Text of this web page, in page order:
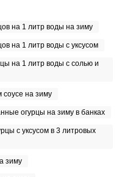
на 1 литр воды на зиму
на 1 литр воды с уксусом
на 1 литр воды с солью и
соусе на зиму
огурцы на зиму в банках
с уксусом в 3 литровых
зиму